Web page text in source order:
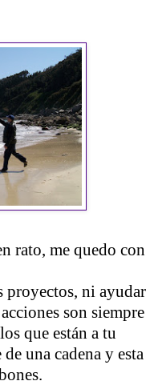
rato, me quedo con
proyectos, ni ayudar
son siempre
que están a tu
una cadena y esta